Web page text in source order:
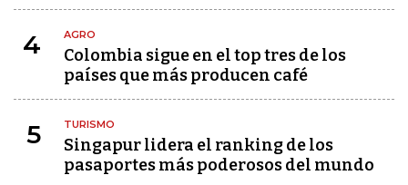
4 AGRO
Colombia sigue en el top tres de los
países que más producen café
5 TURISMO
Singapur lidera el ranking de los
pasaportes más poderosos del mundo